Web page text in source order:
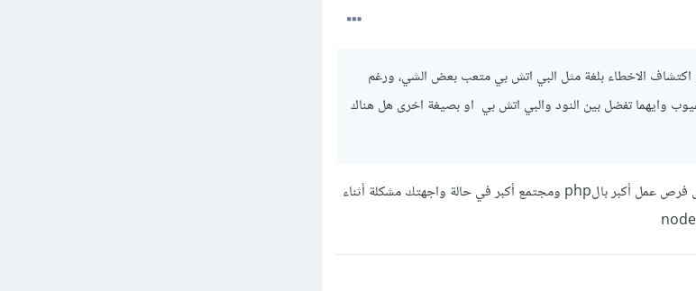
الاخطاء بلغة مثل البي اتش بي متعب بعض الشي، ورغم
وايهما تفضل بين النود والبي اتش بي او بصيغة اخرى هل هناك
php تتميز بشهرتها الواسعة وإنتشارها مما يؤدي إلى فرص عمل أكبر بالphp ومجتمع أكبر في حالة واجهتك مشكلة أثناء